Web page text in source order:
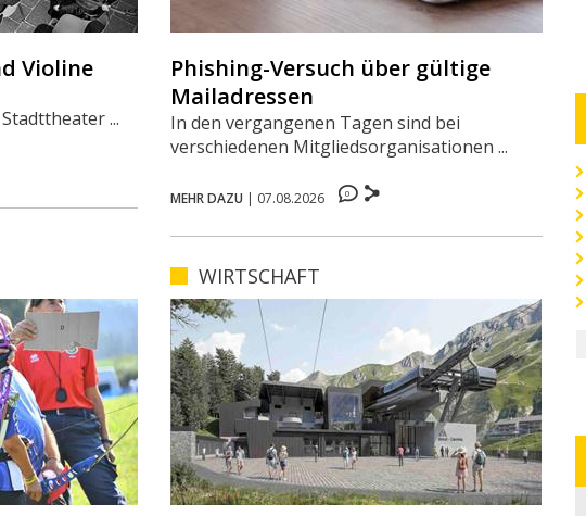
Violine
...
Phishing-Versuch über gültige
Mailadressen
In den vergangenen Tagen sind bei
verschiedenen Mitgliedsorganisationen ...
MEHR DAZU | 07.08.2026 0
WIRTSCHAFT